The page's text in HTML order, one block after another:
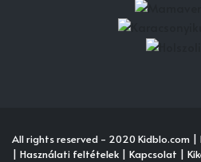
All rights reserved - 2020 Kidblo.com |
| Használati feltételek | Kapcsolat |